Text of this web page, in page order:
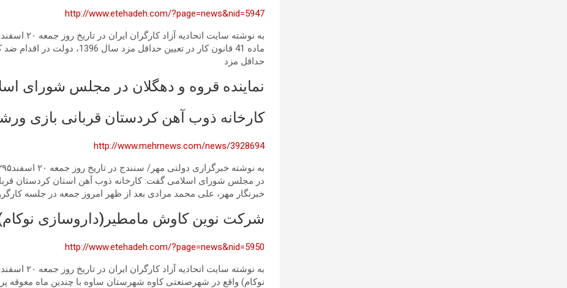
http://www.etehadeh.com/?page=news&nid=5947
ماده 41 قانون کار در تعیین
حداقل مزد
نماینده قروه و دهگلان در مجلس شورای
کارخانه ذوب آهن کردستان قربانی بازی
http://www.mehrnews.com/news/3928694
در مجلس شورای اسلامی گفت: کارخانه ذوب آهن استان کردستان
خبرنگار مهر، علی محمد مرادی بعد از ظهر امروز جمعه در جلسه
شرکت نوین کاوش مامطیر(داروسازی
http://www.etehadeh.com/?page=news&nid=5950
نوکام) واقع در شهرصنعتی کاوه شهرستان ساوه با چندین ماه معوقه